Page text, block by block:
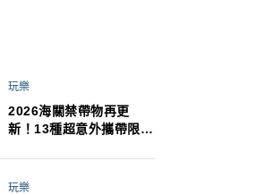
玩樂
2026海關禁帶物再更
新！13種超意外攜帶限
最高還罰百萬！注意事項
玩樂